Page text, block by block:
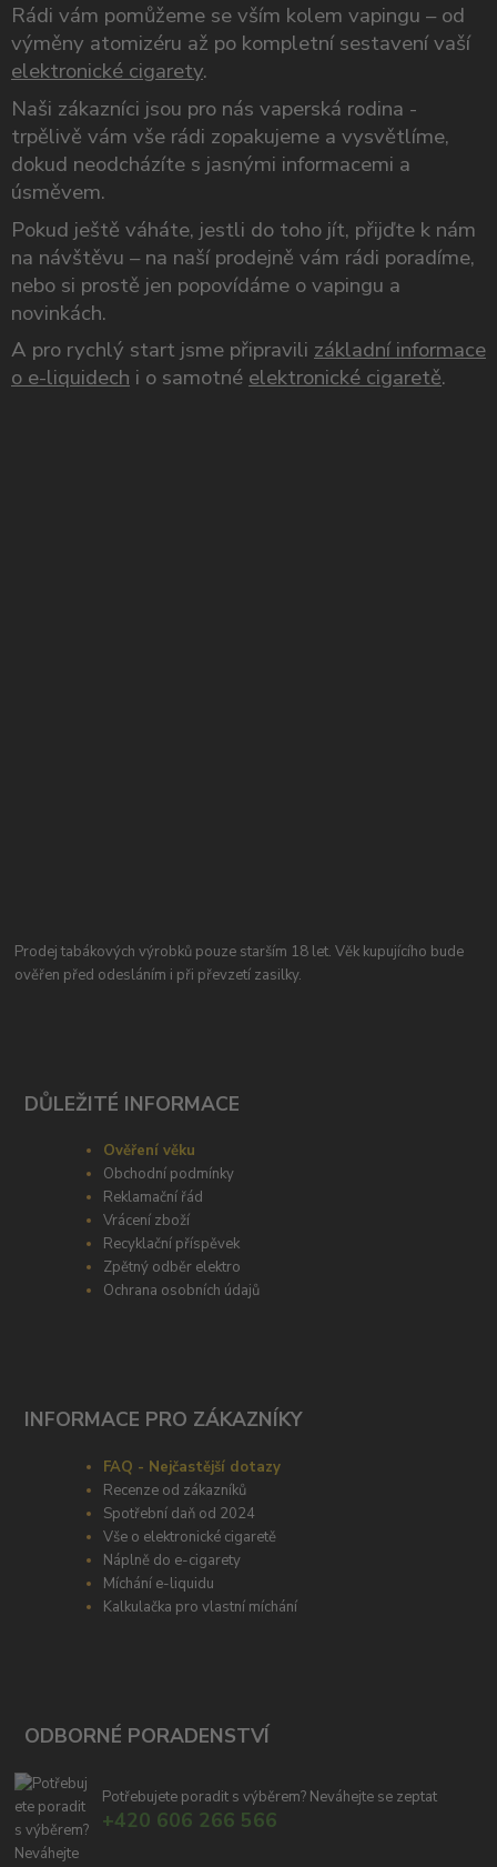
Rádi vám pomůžeme se vším kolem vapingu – od
výměny atomizéru až po kompletní sestavení vaší
elektronické cigarety.
Naši zákazníci jsou pro nás vaperská rodina -
trpělivě vám vše rádi zopakujeme a vysvětlíme,
dokud neodcházíte s jasnými informacemi a
úsměvem.
Pokud ještě váháte, jestli do toho jít, přijďte k nám
na návštěvu – na naší prodejně vám rádi poradíme,
nebo si prostě jen popovídáme o vapingu a
novinkách.
A pro rychlý start jsme připravili základní informace
o e-liquidech i o samotnéelektronické cigaretě.
Prodej tabákových výrobků pouze starším 18 let. Věk kupujícího bude
ověřen před odesláním i při převzetí zasilky.
DŮLEŽITÉ INFORMACE
Ověření věku
Obchodní podmínky
Reklamační řád
Vrácení zboží
Recyklační příspěvek
Zpětný odběr elektro
Ochrana osobních údajů
INFORMACE PRO ZÁKAZNÍKY
FAQ - Nejčastější dotazy
Recenze od zákazníků
Spotřební daň od 2024
Vše o elektronické cigaretě
Náplně do e-cigarety
Míchání e-liquidu
Kalkulačka pro vlastní míchání
ODBORNÉ PORADENSTVÍ
Potřebujete poradit s výběrem? Neváhejte se zeptat
+420 606 266 566